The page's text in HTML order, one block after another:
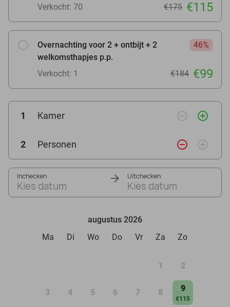
Verkocht: 70 €175 €115
Overnachting voor 2 + ontbijt + 2
welkomsthapjes p.p.
46%
Verkocht: 1 €184 €99
1 Kamer remove_circle_outline add_circle_outline
2 Personen remove_circle_outline add_circle_outline
Inchecken
Kies datum
Uitchecken
Kies datum
augustus 2026
Ma
Di Wo Do Vr Za Zo
1 2
3 4 5 6 7 8 9
€115